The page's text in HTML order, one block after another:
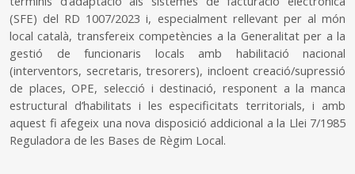
(SFE) del RD 1007/2023 i, especialment rellevant per al món
local català, transfereix competències a la Generalitat per a la
gestió de funcionaris locals amb habilitació nacional
(interventors, secretaris, tresorers), incloent creació/supressió
de places, OPE, selecció i destinació, responent a la manca
estructural d’habilitats i les especificitats territorials, i amb
aquest fi afegeix una nova disposició addicional a la Llei 7/1985
Reguladora de les Bases de Règim Local.